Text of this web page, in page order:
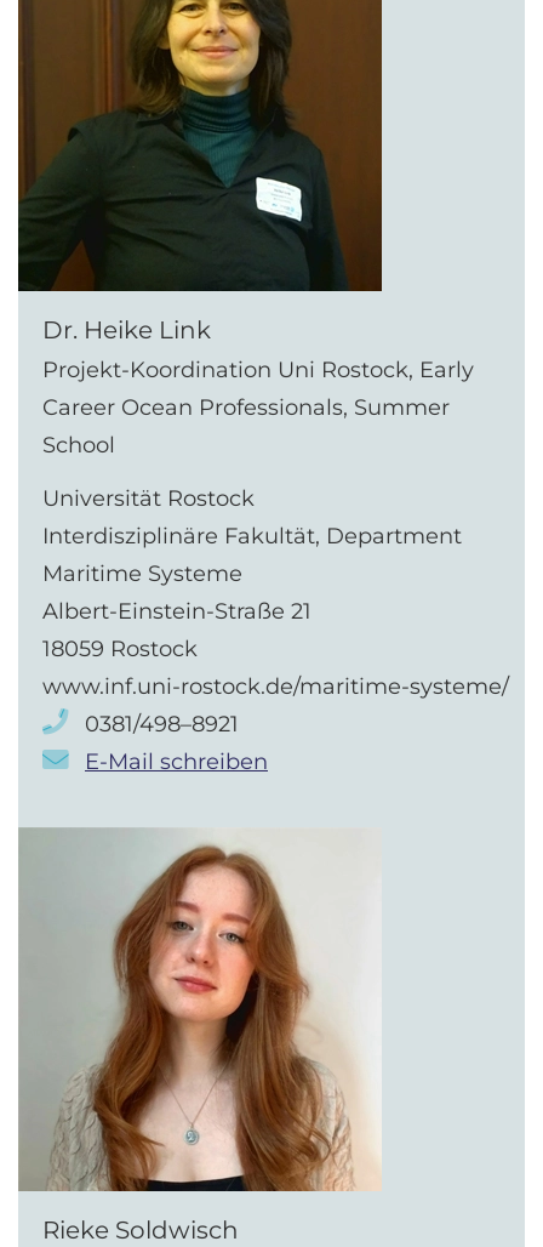
Dr. Heike Link
Projekt-Koordination Uni Rostock, Early
Career Ocean Professionals, Summer
School
Universität Rostock
Interdisziplinäre Fakultät, Department
Maritime Systeme
Albert-Einstein-Straße 21
18059 Rostock
www.inf.uni-rostock.de/maritime-systeme/
0381/498–8921
E-Mail schreiben
Rieke Soldwisch